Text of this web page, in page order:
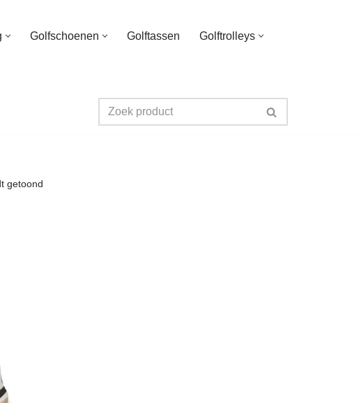
Golfschoenen Golftassen
Golftrolleys
getoond